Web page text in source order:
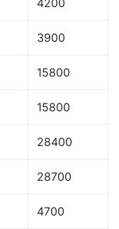
4200
3900
15800
15800
28400
28700
4700